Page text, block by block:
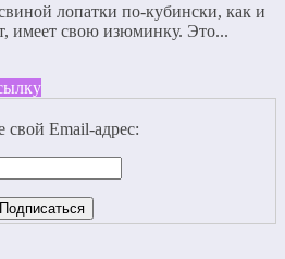
лопатки по-кубински, как и
имеет свою изюминку. Это...
свой Email-адрес: